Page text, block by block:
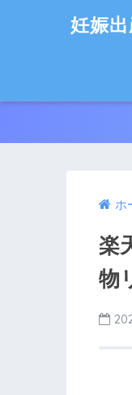
妊娠
ホ
楽
物